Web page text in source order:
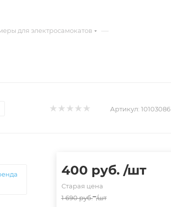
для электросамокатов —
Артикул: 10103086
400 руб. /шт
Старая цена
1 690руб. /шт